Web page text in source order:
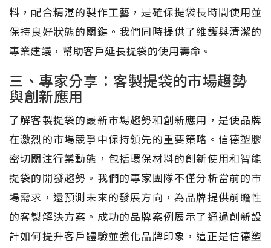
料，配合精湛的製作工藝，是確保提袋長時間使用並
保持良好狀態的關鍵。我們同時提供了維護與清潔的
專業建議，幫助客戶延長提袋的使用壽命。
三、專家分享：客製提袋的市場趨勢
與創新應用
了解客製提袋的最新市場趨勢和創新應用，是使品牌
在激烈的市場競爭中保持領先的重要策略。信德塑膠
密切關注行業動態，包括環保材料的創新使用和智能
提袋的開發趨勢。我們的專家團隊不僅分析當前的市
場需求，還預測未來的發展方向，為品牌提供前瞻性
的客製解決方案。成功的品牌案例展示了通過創新設
計如何提升客戶體驗並強化品牌印象，這正是信德塑